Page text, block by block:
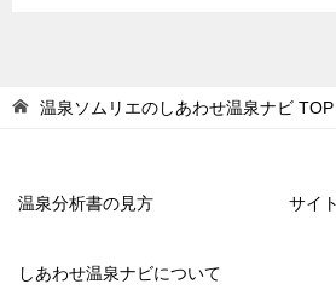
温泉ソムリエのしあわせ温泉ナビ TOP
温泉分析書の見方 サイ
しあわせ温泉ナビについて